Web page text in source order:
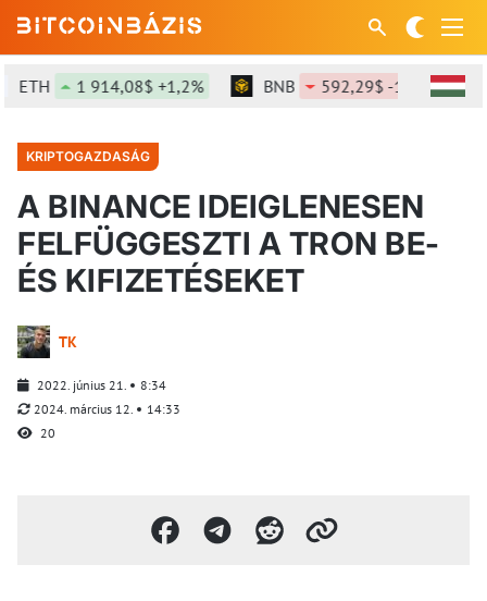
ETH 1 914,08$ +1,2% BNB 592,29$ -1,3%
KRIPTOGAZDASÁG
A BINANCE IDEIGLENESEN
FELFÜGGESZTI A TRON BE-
ÉS KIFIZETÉSEKET
TK
2022. június 21.
8:34
2024. március 12.
14:33
20